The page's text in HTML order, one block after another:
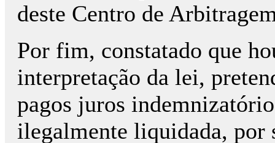
deste Centro de
Por fim, constatado que
interpretação da lei,
pagos juros
ilegalmente liquidada, por